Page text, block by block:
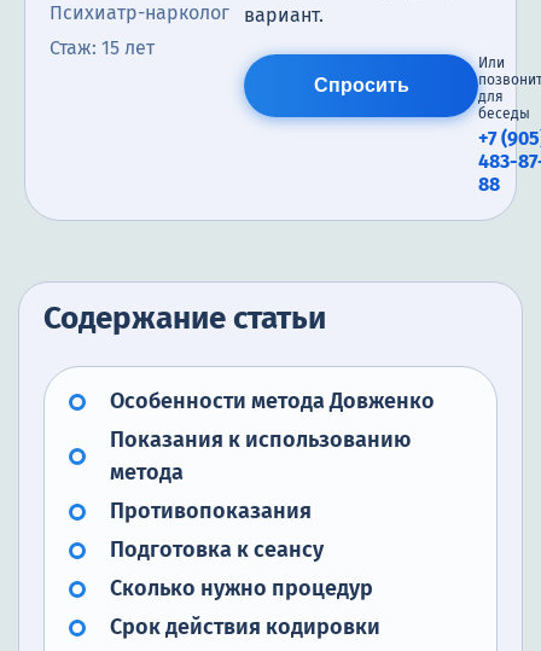
Психиатр-нарколог
Стаж: 15 лет
вариант.
Спросить
Или
для
беседы
+7
483-
88
Содержание статьи
Особенности метода Довженко
Показания к использованию
метода
Противопоказания
Подготовка к сеансу
Сколько нужно процедур
Срок действия кодировки